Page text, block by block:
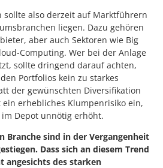
sollte also derzeit auf Marktführern
liegen. Dazu gehören
aber auch Sektoren wie Big
Computing. Wer bei der Anlage
sollte dringend darauf achten,
Portfolios kein zu starkes
der gewünschten Diversifikation
erhebliches Klumpenrisiko ein,
Depot unnötig erhöht.
Branche sind in der Vergangenheit
Dass sich an diesem Trend
angesichts des starken